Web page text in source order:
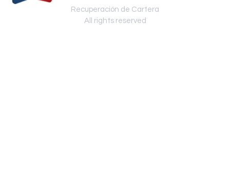
Recuperación de Cartera
All rights reserved